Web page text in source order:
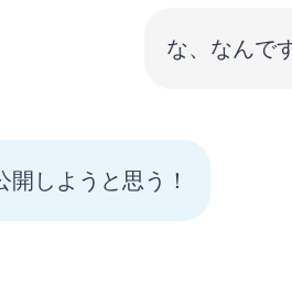
な、なんで
しようと思う！